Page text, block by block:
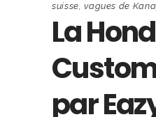
suisse,vagues de
La
par